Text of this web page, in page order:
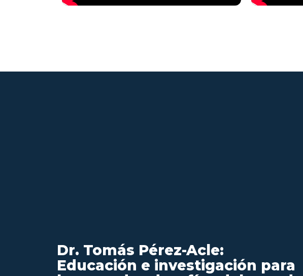
Dr. Tomás Pérez-Acle:
Educación e investigación para